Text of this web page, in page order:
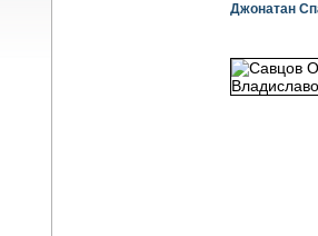
Джонатан